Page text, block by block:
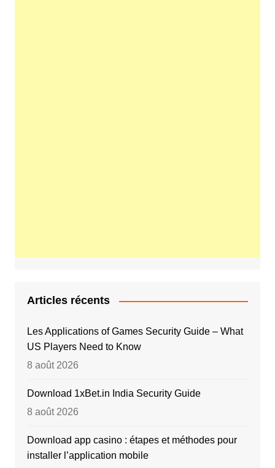
Articles récents
Les Applications of Games Security Guide – What
US Players Need to Know
8 août 2026
Download 1xBet.in India Security Guide
8 août 2026
Download app casino : étapes et méthodes pour
installer l’application mobile